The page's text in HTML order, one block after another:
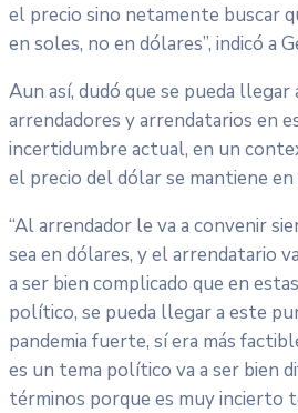
el precio sino netamente buscar
en soles, no en dólares”, indicó a
Aun así, dudó que se pueda
arrendadores y arrendatarios en
incertidumbre actual, en un
el precio del dólar se mantiene
“Al arrendador le va a convenir
sea en dólares, y el arrendatario
a ser bien complicado que en
político, se pueda llegar a este
pandemia fuerte, sí era más
es un tema político va a ser bien
términos porque es muy incierto